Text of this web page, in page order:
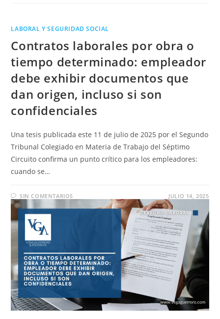
LABORAL Y SEGURIDAD SOCIAL
Contratos laborales por obra o
tiempo determinado: empleador
debe exhibir documentos que
dan origen, incluso si son
confidenciales
Una tesis publicada este 11 de julio de 2025 por el Segundo
Tribunal Colegiado en Materia de Trabajo del Séptimo
Circuito confirma un punto crítico para los empleadores:
cuando se…
SIN COMENTARIOS JULIO 14, 2025